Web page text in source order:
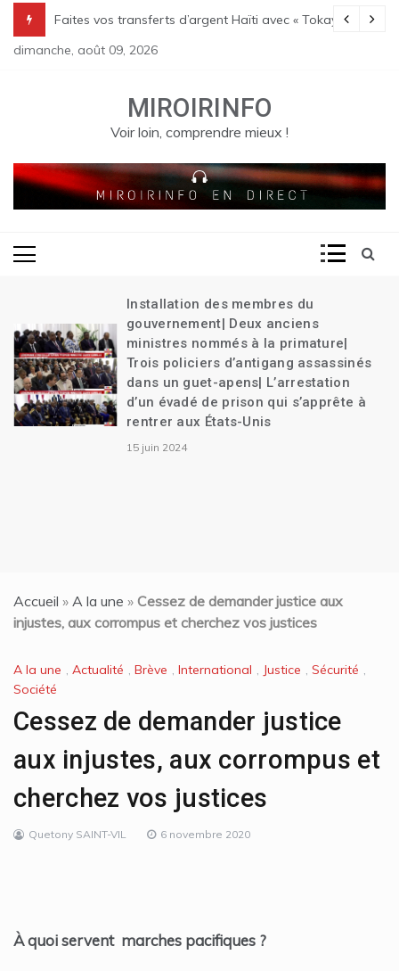
content
Le bilan des massacres de Pont Sondé s’alourdit| La
Faites vos transferts d’argent Haïti avec « Tokay »
dimanche, août 09, 2026
MIROIRINFO
Voir loin, comprendre mieux !
Installation des membres du
gouvernement| Deux anciens
ministres nommés à la primature|
Trois policiers d’antigang assassinés
dans un guet-apens| L’arrestation
d’un évadé de prison qui s’apprête à
rentrer aux États-Unis
15 juin 2024
Accueil » A la une » Cessez de demander justice aux
injustes, aux corrompus et cherchez vos justices
A la une , Actualité , Brève , International , Justice , Sécurité ,
Société
Cessez de demander justice
aux injustes, aux corrompus et
cherchez vos justices
Quetony SAINT-VIL 6 novembre 2020
À quoi servent marches pacifiques ?